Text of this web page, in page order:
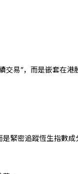
交易”，而是嵌套在港
緊密追蹤恆生指數成